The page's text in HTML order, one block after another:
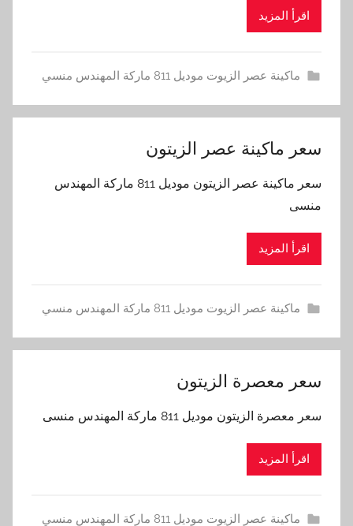
اقرأ المزيد
ماكينة عصر الزيوت موديل 811 ماركة المهندس منسي
سعر ماكينة عصر الزيتون
سعر ماكينة عصر الزيتون موديل 811 ماركة المهندس
منسى
اقرأ المزيد
ماكينة عصر الزيوت موديل 811 ماركة المهندس منسي
سعر معصرة الزيتون
سعر معصرة الزيتون موديل 811 ماركة المهندس منسى
اقرأ المزيد
ماكينة عصر الزيوت موديل 811 ماركة المهندس منسي